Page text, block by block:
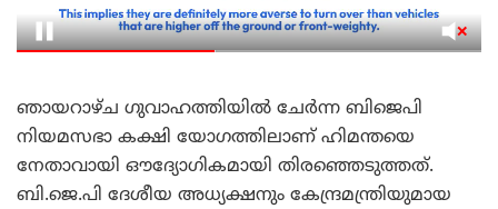
ഞായറാഴ്ച ഗുവാഹത്തിയിൽ ചേർന്ന ബിജെപി
നിയമസഭാ കക്ഷി യോഗത്തിലാണ് ഹിമന്തയെ
നേതാവായി ഔദ്യോഗികമായി തിരഞ്ഞെടുത്തത്.
ബി.ജെ.പി ദേശീയ അധ്യക്ഷനും കേന്ദ്രമന്ത്രിയുമായ